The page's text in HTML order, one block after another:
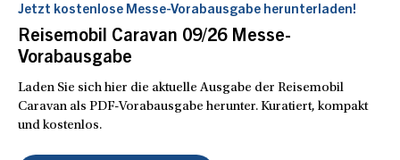
Jetzt kostenlose Messe-Vorabausgabe herunterladen!
Reisemobil Caravan 09/26 Messe-
Vorabausgabe
Laden Sie sich hier die aktuelle Ausgabe der Reisemobil
Caravan als PDF-Vorabausgabe herunter. Kuratiert, kompakt
und kostenlos.